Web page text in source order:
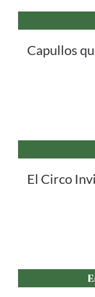
Capullos
El Circo